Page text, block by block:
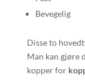
Bevegelig
Disse to
Man kan gjøre
kopper for